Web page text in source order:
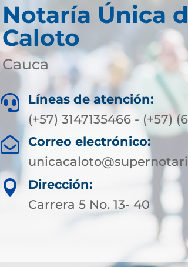
Notaría Única
Caloto
Cauca

Líneas de atención:
(+57) 3147135466 - (+57)

Correo electrónico:

Dirección:
Carrera 5 No. 13- 40